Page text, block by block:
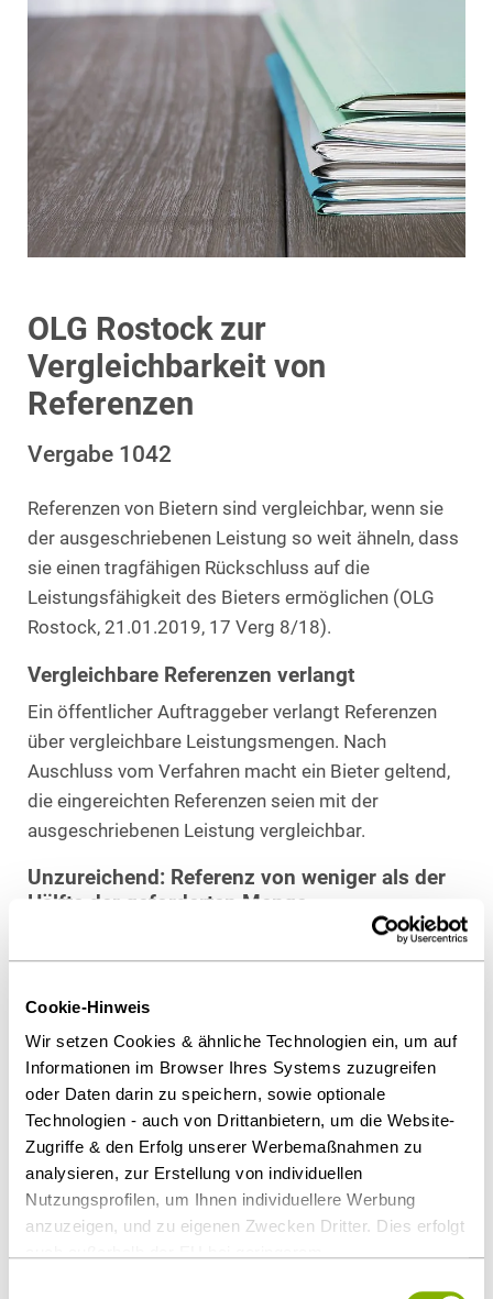
Cookie-Hinweis
Wir setzen Cookies & ähnliche Technologien ein, um auf
Informationen im Browser Ihres Systems zuzugreifen
oder Daten darin zu speichern, sowie optionale
Technologien - auch von Drittanbietern, um die Website-
Zugriffe & den Erfolg unserer Werbemaßnahmen zu
analysieren, zur Erstellung von individuellen
Nutzungsprofilen, um Ihnen individuellere Werbung
anzuzeigen, und zu eigenen Zwecken Dritter. Dies erfolgt
OLG Rostock zur
Vergleichbarkeit von
Referenzen
Vergabe 1042
Referenzen von Bietern sind vergleichbar, wenn sie
der ausgeschriebenen Leistung so weit ähneln, dass
sie einen tragfähigen Rückschluss auf die
Leistungsfähigkeit des Bieters ermöglichen (OLG
Rostock, 21.01.2019, 17 Verg 8/18).
Vergleichbare Referenzen verlangt
Ein öffentlicher Auftraggeber verlangt Referenzen
über vergleichbare Leistungsmengen. Nach
Auschluss vom Verfahren macht ein Bieter geltend,
die eingereichten Referenzen seien mit der
ausgeschriebenen Leistung vergleichbar.
Unzureichend: Referenz von weniger als der
Hälfte der geforderten Menge
Die sofortige Beschwerde bleibt erfolgslos. Die
geforderten Liefermenge aus. Ein tragfähiger
nicht möglich.
Weiter Beurteilungsspielraum der
Vergabestelle
Vergleichbarkeit verlangt zwar nicht, dass die
geforderte Leistung im selben Umfang bereits
erbracht wurde. Der Auftraggeber hat einen weiten
Beurteilungsspielraum um zu entscheiden, ob die
Referenzleistung der ausgeschriebenen Leistung so